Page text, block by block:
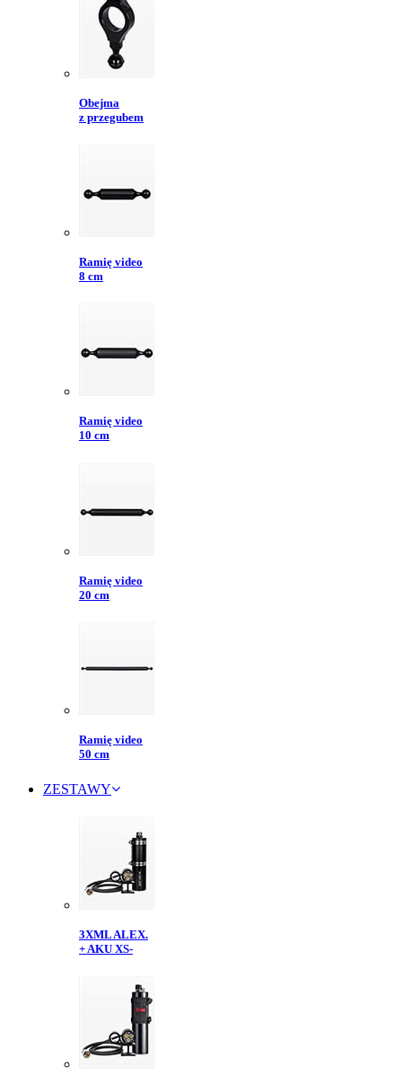
Obejma
z przegubem
Ramię video
8 cm
Ramię video
10 cm
Ramię video
20 cm
Ramię video
50 cm
ZESTAWY
3XML ALEX.
+ AKU XS-